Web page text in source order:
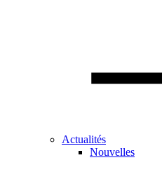
Actualités
Nouvelles